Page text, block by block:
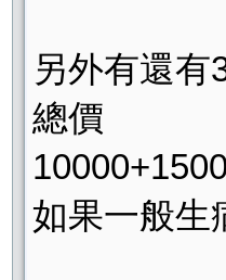
另外有還有
總價
如果一般生